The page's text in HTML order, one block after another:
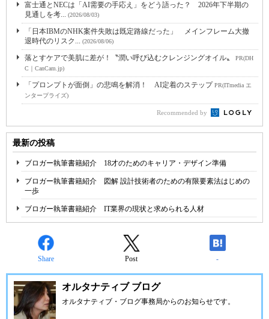
富士通とNECは「AI需要の手応え」をどう語った？ 2026年下半期の
見通しを考... (2026/08/03)
「日本IBMのNHK案件失敗は既定路線だった」 メインフレーム大撤
退時代のリスク... (2026/08/06)
落とすケアで美肌に差が！〝潤い呼び込むクレンジングオイル〟
PR(DH
C｜CanCam.jp)
「プロンプトが面倒」の悲鳴を解消！ AI定着のステップPR(ITmedia エ
ンタープライズ)
Recommended by
最新の投稿
ブロガー執筆書籍紹介 18才のためのキャリア・デザイン準備
ブロガー執筆書籍紹介 図解 設計技術者のための有限要素法はじめの
一歩
ブロガー執筆書籍紹介 IT業界の現状と求められる人材
Share Post -
オルタナティブ ブログ
オルタナティブ・ブログ事務局からのお知らせです。